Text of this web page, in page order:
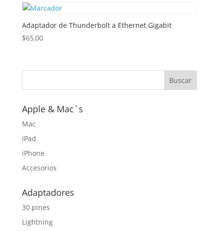
era:
$65,00.
$40,00.
Adaptador de Thunderbolt a Ethernet Gigabit
$65,00
Apple & Mac`s
Mac
iPad
iPhone
Accesorios
Adaptadores
30 pines
Lightning